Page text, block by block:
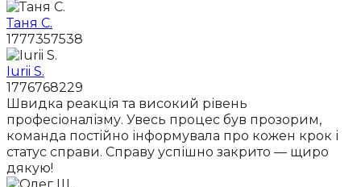
Таня С.
1777357538
Iurii S.
1776768229
Швидка реакція та високий рівень
професіоналізму. Увесь процес був прозорим,
команда постійно інформувала про кожен крок і
статус справи. Справу успішно закрито — щиро
дякую!